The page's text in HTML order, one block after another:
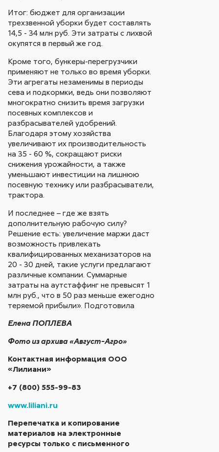
Итог: бюджет для организации
трехзвенной уборки будет составлять
14,5 - 34 млн руб. Эти затраты с лихвой
окупятся в первый же год.
Кроме того, бункеры-перегрузчики
применяют не только во время уборки.
Эти агрегаты незаменимы в периоды
сева и подкормки, ведь они позволяют
многократно снизить время загрузки
посевных комплексов и
разбрасывателей удобрений.
Благодаря этому хозяйства
увеличивают их производительность
на 35 - 60 %, сокращают риски
снижения урожайности, а также
уменьшают инвестиции на лишнюю
посевную технику или разбрасыватели,
трактора.
И последнее – где же взять
дополнительную рабочую силу?
Решение есть: увеличение маржи даст
возможность привлекать
квалифицированных механизаторов на
20 - 30 дней, такие услуги предлагают
различные компании. Суммарные
затраты на аутстаффинг не превысят 1
млн руб., что в 50 раз меньше ежегодно
теряемой прибыли». Подготовила
Елена ПОПЛЕВА
Фото из архива «Август-Агро»
Контактная информация ООО
«Лилиани»
+7 (800) 555-99-83
www.liliani.ru
Перепечатка и копирование
материалов на электронные
ресурсы только с письменного